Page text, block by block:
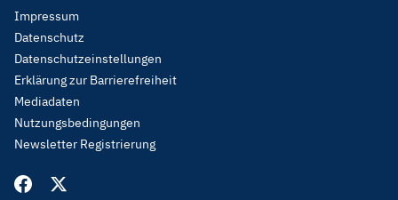
Footer
Menu
Legal
Impressum
Datenschutz
Datenschutzeinstellungen
Erklärung zur Barrierefreiheit
Mediadaten
Nutzungsbedingungen
Newsletter Registrierung